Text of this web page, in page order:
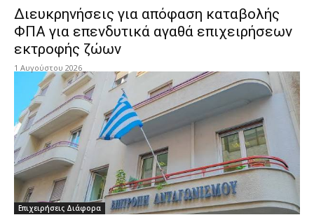
Διευκρηνήσεις για απόφαση καταβολής
ΦΠΑ για επενδυτικά αγαθά επιχειρήσεων
εκτροφής ζώων
1 Αυγούστου 2026
Επιχειρήσεις Διάφορα